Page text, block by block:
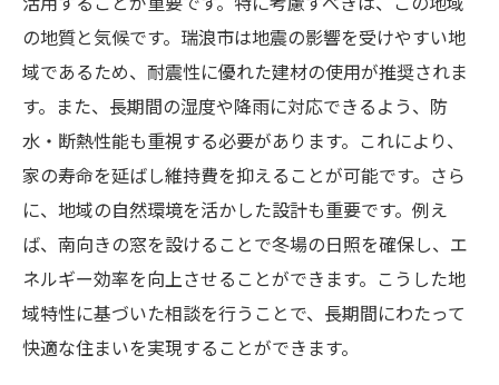
過去の自然災害から学ぶ建設の注意点
地域の住環境とコミュニティの特性
地域発展計画と新築住宅計画の関連性
地元の建材利用の利点と選択肢
新築相談の際に重視すべき耐震性とその最新ト
レンド
最新の耐震基準とそれに基づく設計
耐震性を高める建材と技術の選び方
実際の耐震テストの重要性
過去の地震被害から学ぶ耐震設計
の地質と気候です。瑞浪市は地震の影響を受けやすい地
域であるため、耐震性に優れた建材の使用が推奨されま
す。また、長期間の湿度や降雨に対応できるよう、防
水・断熱性能も重視する必要があります。これにより、
家の寿命を延ばし維持費を抑えることが可能です。さら
に、地域の自然環境を活かした設計も重要です。例え
ば、南向きの窓を設けることで冬場の日照を確保し、エ
ネルギー効率を向上させることができます。こうした地
域特性に基づいた相談を行うことで、長期間にわたって
快適な住まいを実現することができます。